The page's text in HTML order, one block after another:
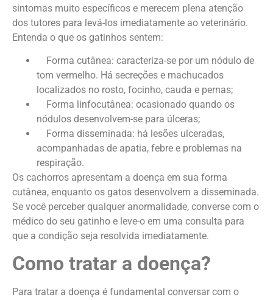
sintomas muito específicos e merecem plena atenção
dos tutores para levá-los imediatamente ao veterinário.
Entenda o que os gatinhos sentem:
Forma cutânea: caracteriza-se por um nódulo de
tom vermelho. Há secreções e machucados
localizados no rosto, focinho, cauda e pernas;
Forma linfocutânea: ocasionado quando os
nódulos desenvolvem-se para úlceras;
Forma disseminada: há lesões ulceradas,
acompanhadas de apatia, febre e problemas na
respiração.
Os cachorros apresentam a doença em sua forma
cutânea, enquanto os gatos desenvolvem a disseminada.
Se você perceber qualquer anormalidade, converse com o
médico do seu gatinho e leve-o em uma consulta para
que a condição seja resolvida imediatamente.
Como tratar a doença?
Para tratar a doença é fundamental conversar com o